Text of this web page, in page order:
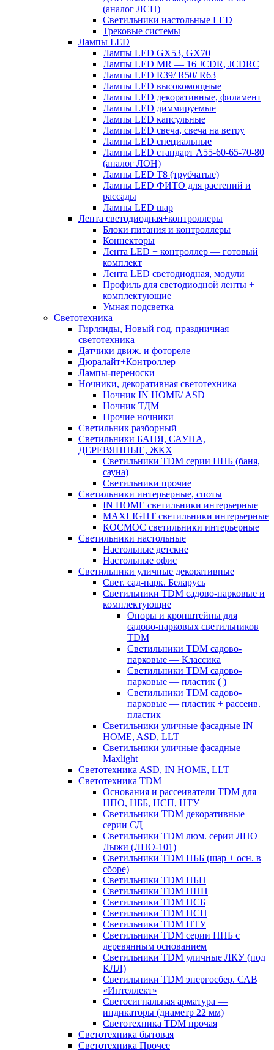
(аналог ЛСП)
Светильники настольные LED
Трековые системы
Лампы LED
Лампы LED GX53, GX70
Лампы LED MR — 16 JCDR, JCDRC
Лампы LED R39/ R50/ R63
Лампы LED высокомощные
Лампы LED декоративные, филамент
Лампы LED диммируемые
Лампы LED капсульные
Лампы LED свеча, свеча на ветру
Лампы LED специальные
Лампы LED стандарт А55-60-65-70-80
(аналог ЛОН)
Лампы LED Т8 (трубчатые)
Лампы LED ФИТО для растений и
рассады
Лампы LED шар
Лента светодиодная+контроллеры
Блоки питания и контроллеры
Коннекторы
Лента LED + контроллер — готовый
комплект
Лента LED светодиодная, модули
Профиль для светодиодной ленты +
комплектующие
Умная подсветка
Светотехника
Гирлянды, Новый год, праздничная
светотехника
Датчики движ. и фотореле
Дюралайт+Контроллер
Лампы-переноски
Ночники, декоративная светотехника
Ночник IN HOME/ ASD
Ночник ТДМ
Прочие ночники
Светильник разборный
Светильники БАНЯ, САУНА,
ДЕРЕВЯННЫЕ, ЖКХ
Светильники TDM серии НПБ (баня,
сауна)
Светильники прочие
Светильники интерьерные, споты
IN HOME светильники интерьерные
MAXLIGHT светильники интерьерные
КОСМОС светильники интерьерные
Светильники настольные
Настольные детские
Настольные офис
Светильники уличные декоративные
Свет. сад-парк. Беларусь
Светильники TDM садово-парковые и
комплектующие
Опоры и кронштейны для
садово-парковых светильников
TDM
Светильники TDM садово-
парковые — Классика
Светильники TDM садово-
парковые — пластик ( )
Светильники TDM садово-
парковые — пластик + рассеив.
пластик
Светильники уличные фасадные IN
HOME, ASD, LLT
Светильники уличные фасадные
Maxlight
Светотехника ASD, IN HOME, LLT
Светотехника TDM
Основания и рассеиватели TDM для
НПО, НББ, НСП, НТУ
Светильники TDM декоративные
серии СД
Светильники TDM люм. серии ЛПО
Лыжи (ЛПО-101)
Светильники TDM НББ (шар + осн. в
сборе)
Светильники TDM НБП
Светильники TDM НПП
Светильники TDM НСБ
Светильники TDM НСП
Светильники TDM НТУ
Светильники TDM серии НПБ с
деревянным основанием
Светильники TDM уличные ЛКУ (под
КЛЛ)
Светильники TDM энергосбер. САВ
«Интеллект»
Светосигнальная арматура —
индикаторы (диаметр 22 мм)
Светотехника TDM прочая
Светотехника бытовая
Светотехника Прочее